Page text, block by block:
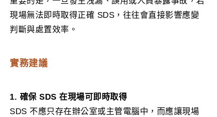
現場無法即時取得正確 SDS，往往會直接影響應變
判斷與處置效率。
實務建議
1. 確保 SDS 在現場可即時取得
SDS 不應只存在辦公室或主管電腦中，而應讓現場